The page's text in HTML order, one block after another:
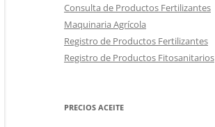
LAS ALMAZARAS
CALIBRACIÓN E INSPECCIÓN DE
EQUIPOS DE APLICACIÓN DE
Consulta de Productos Fertilizantes
Maquinaria Agrícola
Registro de Productos Fertilizantes
Registro de Productos Fitosanitarios
PRECIOS ACEITE